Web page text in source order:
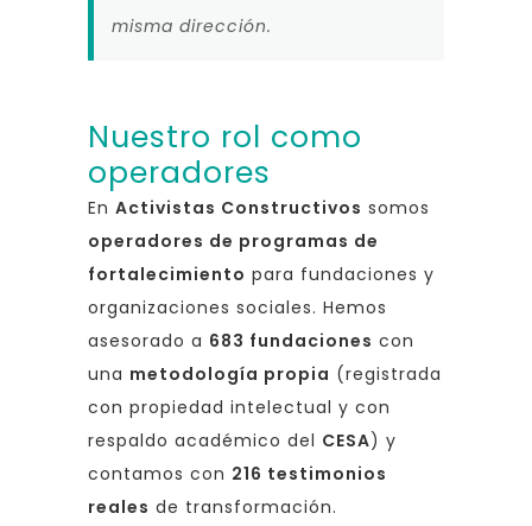
misma dirección.
Nuestro rol como
operadores
En Activistas Constructivos somos
operadores de programas de
fortalecimiento para fundaciones y
organizaciones sociales. Hemos
asesorado a 683 fundaciones con
una metodología propia (registrada
con propiedad intelectual y con
respaldo académico del CESA) y
contamos con 216 testimonios
reales de transformación.